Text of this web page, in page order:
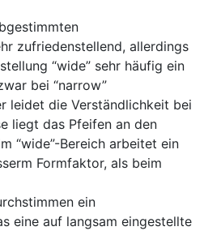
zufriedenstellend, allerdings
“wide” sehr häufig ein
bei “narrow”
leidet die Verständlichkeit bei
liegt das Pfeifen an den
“wide”-Bereich arbeitet ein
Formfaktor, als beim
ein
eine auf langsam eingestellte